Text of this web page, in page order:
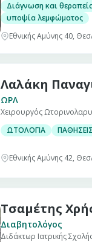
Διάγνωση και
υποψία λεμφώματος
Εθνικής Αμύνης 40,
Λαλάκη
ΩΡΛ
Χειρουργός
ΩΤΟΛΟΓΙΑ
Εθνικής Αμύνης 42,
Τσαμέτης
Διαβητολόγος
Διδάκτωρ Ιατρικής